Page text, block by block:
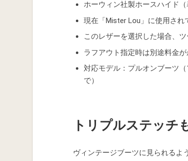
ホーウィン社製ホースハイド（
現在「Mister Lou」に使用さ
このレザーを選択した場合、
ラフアウト指定時は別途料金
対応モデル：プルオンブーツ
で）
トリプルステッチ
ヴィンテージブーツに見られるよ